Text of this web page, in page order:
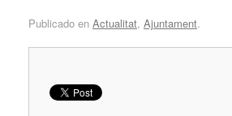
Publicado en Actualitat, Ajuntament.